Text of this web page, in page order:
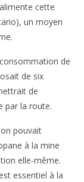
cette
un moyen
de
de six
de
par la route.
pouvait
à la mine
elle-même.
essentiel à la